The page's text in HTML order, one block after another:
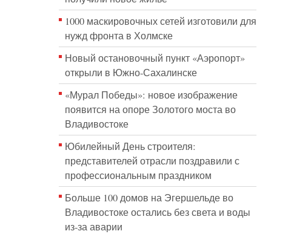
1000 маскировочных сетей изготовили для
нужд фронта в Холмске
Новый остановочный пункт «Аэропорт»
открыли в Южно-Сахалинске
«Мурал Победы»: новое изображение
появится на опоре Золотого моста во
Владивостоке
Юбилейный День строителя:
представителей отрасли поздравили с
профессиональным праздником
Больше 100 домов на Эгершельде во
Владивостоке остались без света и воды
из-за аварии